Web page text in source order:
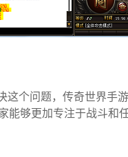
个问题，传奇世界手
够更加专注于战斗和